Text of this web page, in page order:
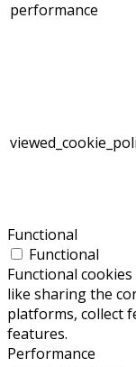
performance
Functional
Functional
Functional
like sharing the
platforms, collect
features.
Performance